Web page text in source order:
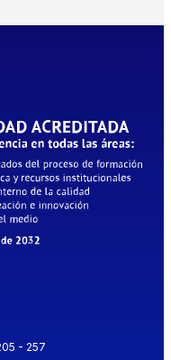
- 257